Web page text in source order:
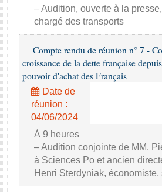
– Audition, ouverte à la
chargé des transports
Compte rendu de réunion n° 7 -
croissance de la dette française
pouvoir d'achat des Français
Date de
réunion :
04/06/2024
À 9 heures
– Audition conjointe de MM.
à Sciences Po et ancien
Henri Sterdyniak,